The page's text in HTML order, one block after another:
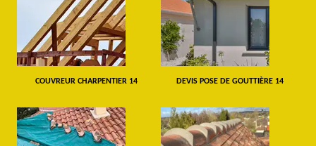
COUVREUR CHARPENTIER 14 DEVIS POSE DE GOUTTIÈRE 14